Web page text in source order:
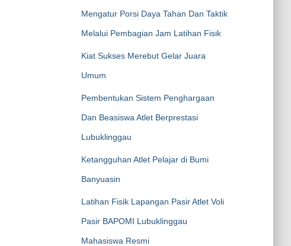
Mengatur Porsi Daya Tahan Dan Taktik
Melalui Pembagian Jam Latihan Fisik
Kiat Sukses Merebut Gelar Juara
Umum
Pembentukan Sistem Penghargaan
Dan Beasiswa Atlet Berprestasi
Lubuklinggau
Ketangguhan Atlet Pelajar di Bumi
Banyuasin
Latihan Fisik Lapangan Pasir Atlet Voli
Pasir BAPOMI Lubuklinggau
Mahasiswa Resmi